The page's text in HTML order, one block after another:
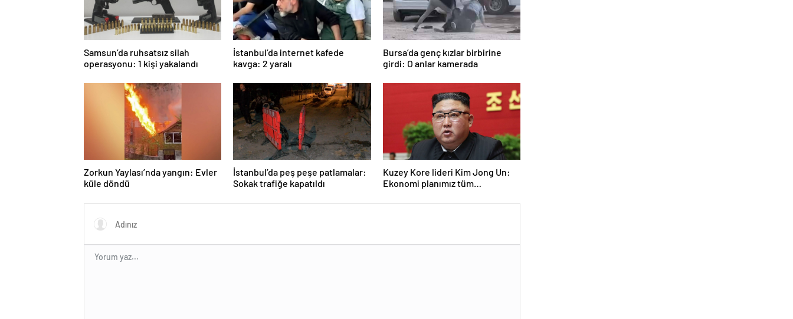
Samsun’da ruhsatsız silah
operasyonu: 1 kişi yakalandı
İstanbul’da internet kafede
kavga: 2 yaralı
Bursa’da genç kızlar birbirine
girdi: O anlar kamerada
Zorkun Yaylası’nda yangın: Evler
küle döndü
İstanbul’da peş peşe patlamalar:
Sokak trafiğe kapatıldı
Kuzey Kore lideri Kim Jong Un:
Ekonomi planımız tüm
sektörlerde başarısız oldu